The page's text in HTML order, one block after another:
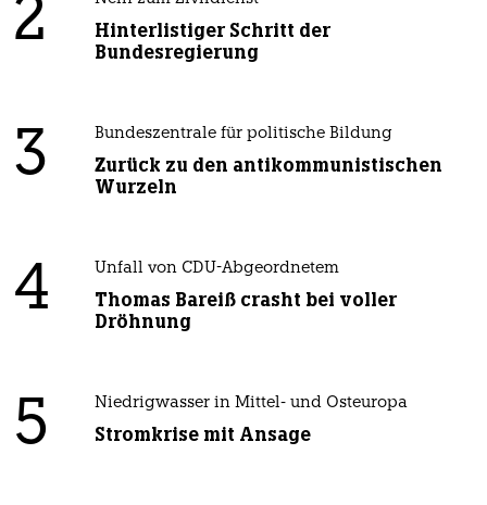
2
Hinterlistiger Schritt der
Bundesregierung
3 Bundeszentrale für politische Bildung
Zurück zu den antikommunistischen
Wurzeln
4 Unfall von CDU-Abgeordnetem
Thomas Bareiß crasht bei voller
Dröhnung
5 Niedrigwasser in Mittel- und Osteuropa
Stromkrise mit Ansage